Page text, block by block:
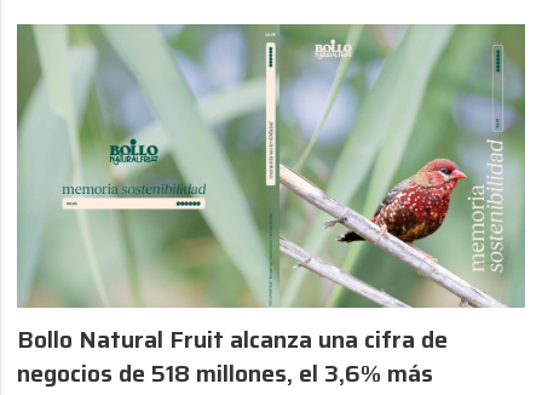
Bollo Natural Fruit alcanza una cifra de
negocios de 518 millones, el 3,6% más